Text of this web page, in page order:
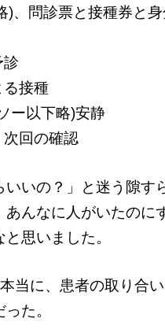
)、問診票と接種券と
診
る接種
ー以下略)安静
回の確認
いの？」と迷う隙す
あんなに人がいたのに
思いました。
当に、患者の取り合
た。